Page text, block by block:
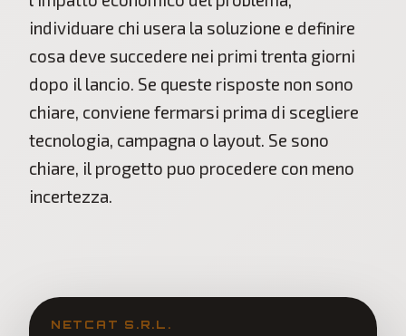
individuare chi usera la soluzione e definire
cosa deve succedere nei primi trenta giorni
dopo il lancio. Se queste risposte non sono
chiare, conviene fermarsi prima di scegliere
tecnologia, campagna o layout. Se sono
chiare, il progetto puo procedere con meno
incertezza.
NETCAT S.R.L.